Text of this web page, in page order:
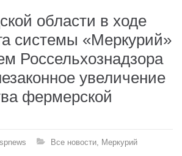
области в ходе
системы «Меркурий»
Россельхознадзора
увеличение
фермерской
Все новости, Меркурий